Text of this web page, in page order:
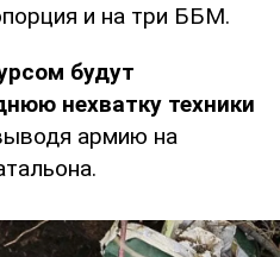
и на три ББМ.
будут
нехватку техники
армию на